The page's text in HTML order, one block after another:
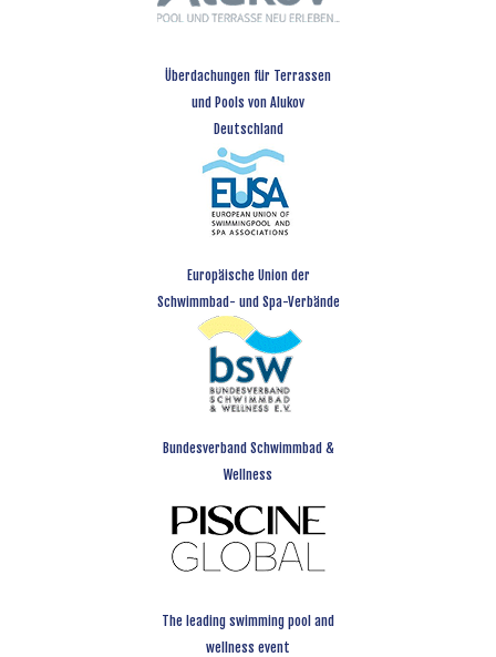
Überdachungen für Terrassen
und Pools von Alukov
Deutschland
Europäische Union der
Schwimmbad- und Spa-Verbände
Bundesverband Schwimmbad &
Wellness
The leading swimming pool and
wellness event